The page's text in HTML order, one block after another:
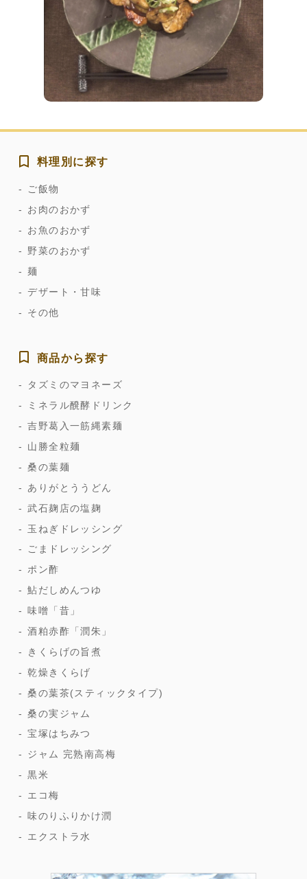
料理別に探す
ご飯物
お肉のおかず
お魚のおかず
野菜のおかず
麺
デザート・甘味
その他
商品から探す
タズミのマヨネーズ
ミネラル醗酵ドリンク
吉野葛入一筋縄素麺
山勝全粒麺
桑の葉麺
ありがとううどん
武石麹店の塩麹
玉ねぎドレッシング
ごまドレッシング
ポン酢
鮎だしめんつゆ
味噌「昔」
酒粕赤酢「潤朱」
きくらげの旨煮
乾燥きくらげ
桑の葉茶(スティックタイプ)
桑の実ジャム
宝塚はちみつ
ジャム 完熟南高梅
黒米
エコ梅
味のりふりかけ潤
エクストラ水